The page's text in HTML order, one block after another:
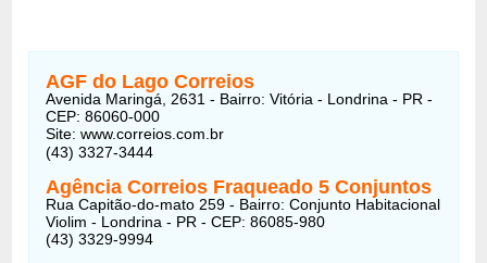
AGF do Lago Correios
Avenida Maringá, 2631 - Bairro: Vitória - Londrina - PR -
CEP: 86060-000
Site: www.correios.com.br
(43) 3327-3444
Agência Correios Fraqueado 5 Conjuntos
Rua Capitão-do-mato 259 - Bairro: Conjunto Habitacional
Violim - Londrina - PR - CEP: 86085-980
(43) 3329-9994